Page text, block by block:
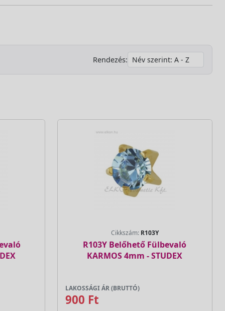
Rendezés:
Cikkszám: R103Y
R103Y Belőhető Fülbevaló
KARMOS 4mm - STUDEX
LAKOSSÁGI ÁR (BRUTTÓ)
900 Ft